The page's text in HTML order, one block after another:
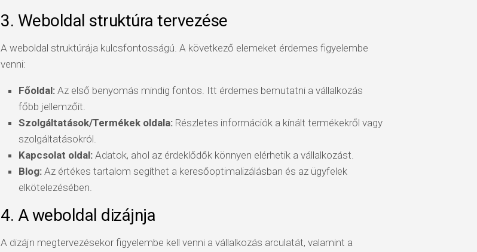
3. Weboldal struktúra tervezése
A weboldal struktúrája kulcsfontosságú. A következő elemeket érdemes figyelembe
venni:
Főoldal: Az első benyomás mindig fontos. Itt érdemes bemutatni a vállalkozás
főbb jellemzőit.
Szolgáltatások/Termékek oldala: Részletes információk a kínált termékekről vagy
szolgáltatásokról.
Kapcsolat oldal: Adatok, ahol az érdeklődők könnyen elérhetik a vállalkozást.
Blog: Az értékes tartalom segíthet a keresőoptimalizálásban és az ügyfelek
elkötelezésében.
4. A weboldal dizájnja
A dizájn megtervezésekor figyelembe kell venni a vállalkozás arculatát, valamint a